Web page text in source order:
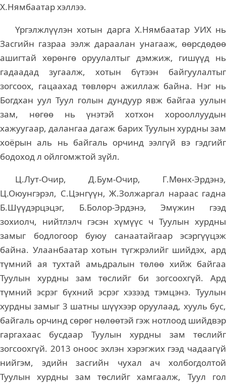
Х.Нямбаатар хэллээ.
Үргэлжлүүлэн хотын дарга Х.Нямбаатар УИХ нь
Засгийн газраа ээлж дараалан унагааж, өөрсдөдөө
ашигтай хөрөнгө оруулалтыг дэмжиж, гишүүд нь
гадаадад зугаалж, хотын бүтээн байгуулалтыг
зогсоох, гацаахад төвлөрч ажиллаж байна. Нэг нь
Богдхан уул Туул голын дундуур явж байгаа уулын
зам, нөгөө нь үнэтэй хотхон хорооллуудын
хажуугаар, далангаа дагаж барих Туулын хурдны зам
хоёрын аль нь байгаль орчинд ээлгүй вэ гэдгийг
бодоход л ойлгомжтой зүйл.
Ц.Лут-Очир, Д.Бум-Очир, Г.Мөнх-Эрдэнэ,
Ц.Оюунгэрэл, С.Цэнгүүн, Ж.Золжаргал нараас гадна
Б.Шүүдэрцэцэг, Б.Болор-Эрдэнэ, Эмүжин гээд
зохиолч, нийтлэлч гэсэн хүмүүс ч Туулын хурдны
замыг бодлогоор буюу санаатайгаар эсэргүүцэж
байна. Улаанбаатар хотын түгжрэлийг шийдэх, ард
түмний ая тухтай амьдралын төлөө хийж байгаа
Туулын хурдны зам төслийг би зогсоохгүй. Ард
түмний эсрэг бүхний эсрэг хэзээд тэмцэнэ. Туулын
хурдны замыг 3 шатны шүүхээр оруулаад, хууль бус,
байгаль орчинд сөрөг нөлөөтэй гэж нотлоод шийдвэр
гаргахаас бусдаар Туулын хурдны зам төслийг
зогсоохгүй. 2013 оноос эхлэн хэрэгжих гээд чадаагүй
нийгэм, эдийн засгийн чухал ач холбогдолтой
Туулын хурдны зам төслийг хамгаалж, Туул гол